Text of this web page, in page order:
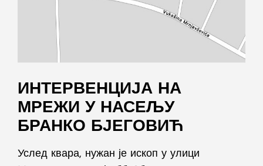
ИНТЕРВЕНЦИЈА НА
МРЕЖИ У НАСЕЉУ
БРАНКО БЈЕГОВИЋ
Услед квара, нужан је ископ у улици